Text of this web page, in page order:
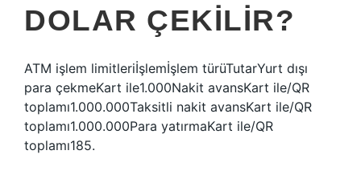
DOLAR ÇEKILIR?
ATM işlem limitleriİşlemİşlem türüTutarYurt dışı
para çekmeKart ile1.000Nakit avansKart ile/QR
toplamı1.000.000Taksitli nakit avansKart ile/QR
toplamı1.000.000Para yatırmaKart ile/QR
toplamı185.